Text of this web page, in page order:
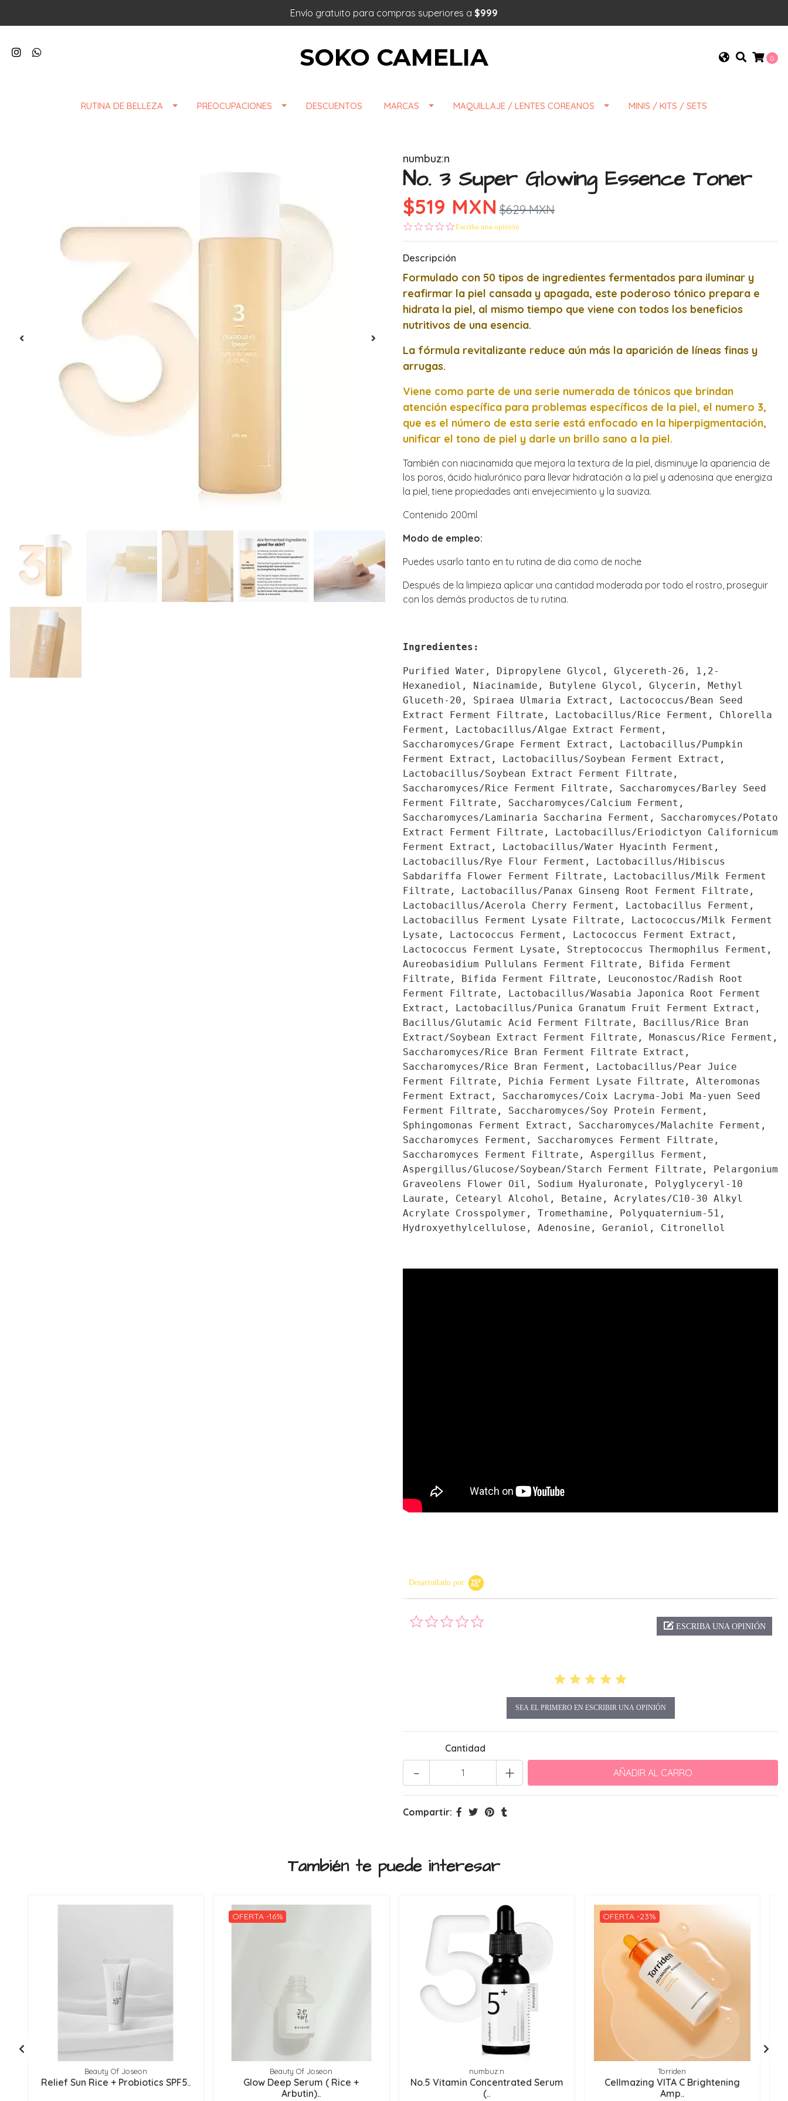
Envío gratuito para compras superiores a $999
SOKO CAMELIA 0
RUTINA DE BELLEZA PREOCUPACIONES DESCUENTOS MARCAS MAQUILLAJE / LENTES COREANOS MINIS / KITS / SETS
numbuz:n
No. 3 Super Glowing Essence Toner
$519 MXN $629 MXN
0.0 star rating
Escriba una opinión
Descripción
Formulado con 50 tipos de ingredientes fermentados para iluminar y
reafirmar la piel cansada y apagada, este poderoso tónico prepara e
hidrata la piel, al mismo tiempo que viene con todos los beneficios
nutritivos de una esencia.
La fórmula revitalizante reduce aún más la aparición de líneas finas y
arrugas.
Viene como parte de una serie numerada de tónicos que brindan
atención específica para problemas específicos de la piel, el numero 3,
que es el número de esta serie está enfocado en la hiperpigmentación,
unificar el tono de piel y darle un brillo sano a la piel.
También con niacinamida que mejora la textura de la piel, disminuye la apariencia de
los poros, ácido hialurónico para llevar hidratación a la piel y adenosina que energiza
la piel, tiene propiedades anti envejecimiento y la suaviza.
Contenido 200ml
Modo de empleo:
Puedes usarlo tanto en tu rutina de dia como de noche
Después de la limpieza aplicar una cantidad moderada por todo el rostro, proseguir
con los demás productos de tu rutina.
Ingredientes:
Purified Water, Dipropylene Glycol, Glycereth-26, 1,2-
Hexanediol, Niacinamide, Butylene Glycol, Glycerin, Methyl
Gluceth-20, Spiraea Ulmaria Extract, Lactococcus/Bean Seed
Extract Ferment Filtrate, Lactobacillus/Rice Ferment, Chlorella
Ferment, Lactobacillus/Algae Extract Ferment,
Saccharomyces/Grape Ferment Extract, Lactobacillus/Pumpkin
Ferment Extract, Lactobacillus/Soybean Ferment Extract,
Lactobacillus/Soybean Extract Ferment Filtrate,
Saccharomyces/Rice Ferment Filtrate, Saccharomyces/Barley Seed
Ferment Filtrate, Saccharomyces/Calcium Ferment,
Saccharomyces/Laminaria Saccharina Ferment, Saccharomyces/Potato
Extract Ferment Filtrate, Lactobacillus/Eriodictyon Californicum
Ferment Extract, Lactobacillus/Water Hyacinth Ferment,
Lactobacillus/Rye Flour Ferment, Lactobacillus/Hibiscus
Sabdariffa Flower Ferment Filtrate, Lactobacillus/Milk Ferment
Filtrate, Lactobacillus/Panax Ginseng Root Ferment Filtrate,
Lactobacillus/Acerola Cherry Ferment, Lactobacillus Ferment,
Lactobacillus Ferment Lysate Filtrate, Lactococcus/Milk Ferment
Lysate, Lactococcus Ferment, Lactococcus Ferment Extract,
Lactococcus Ferment Lysate, Streptococcus Thermophilus Ferment,
Aureobasidium Pullulans Ferment Filtrate, Bifida Ferment
Filtrate, Bifida Ferment Filtrate, Leuconostoc/Radish Root
Ferment Filtrate, Lactobacillus/Wasabia Japonica Root Ferment
Extract, Lactobacillus/Punica Granatum Fruit Ferment Extract,
Bacillus/Glutamic Acid Ferment Filtrate, Bacillus/Rice Bran
Extract/Soybean Extract Ferment Filtrate, Monascus/Rice Ferment,
Saccharomyces/Rice Bran Ferment Filtrate Extract,
Saccharomyces/Rice Bran Ferment, Lactobacillus/Pear Juice
Ferment Filtrate, Pichia Ferment Lysate Filtrate, Alteromonas
Ferment Extract, Saccharomyces/Coix Lacryma-Jobi Ma-yuen Seed
Ferment Filtrate, Saccharomyces/Soy Protein Ferment,
Sphingomonas Ferment Extract, Saccharomyces/Malachite Ferment,
Saccharomyces Ferment, Saccharomyces Ferment Filtrate,
Saccharomyces Ferment Filtrate, Aspergillus Ferment,
Aspergillus/Glucose/Soybean/Starch Ferment Filtrate, Pelargonium
Graveolens Flower Oil, Sodium Hyaluronate, Polyglyceryl-10
Laurate, Cetearyl Alcohol, Betaine, Acrylates/C10-30 Alkyl
Acrylate Crosspolymer, Tromethamine, Polyquaternium-51,
Hydroxyethylcellulose, Adenosine, Geraniol, Citronellol
Desarrollado por
ESCRIBA UNA OPINIÓN
SEA EL PRIMERO EN ESCRIBIR UNA OPINIÓN
Cantidad
+
-
Compartir:
También te puede interesar
Beauty Of Joseon
Relief Sun Rice + Probiotics SPF5..
OFERTA -16%
Beauty Of Joseon
Glow Deep Serum ( Rice +
Arbutin)..
numbuz:n
No.5 Vitamin Concentrated Serum
(..
OFERTA -23%
Torriden
Cellmazing VITA C Brightening
Amp..